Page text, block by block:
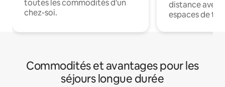
toutes les commodités d'un
chez-soi.
distance avec
espaces de
Commodités et avantages pour les
séjours longue durée